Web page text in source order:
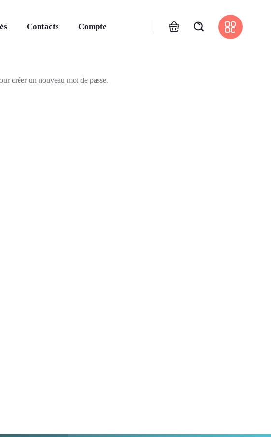
Contacts Compte
créer un nouveau mot de passe.